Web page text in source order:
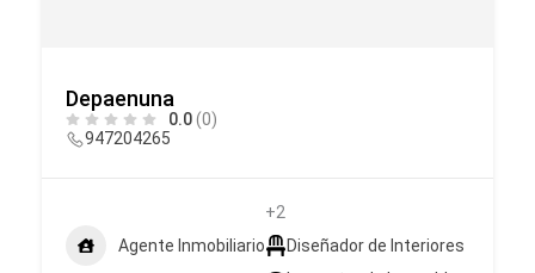
Depaenuna
0.0(0)
947204265
Agente Inmobiliario
+2
Diseñador de Interiores